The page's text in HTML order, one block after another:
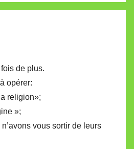
de plus.
opérer:
religion»;
»;
vous sortir de leurs